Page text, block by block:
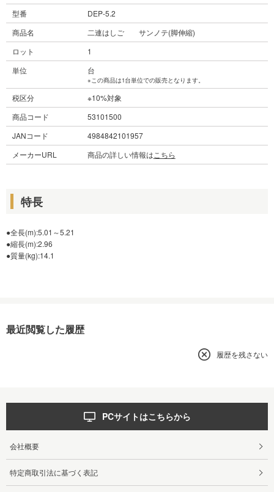
型番
DEP-5.2
商品名
二連はしご サンノテ(脚伸縮)
ロット
1
単位
台
※この商品は1台単位での販売となります。
税区分
※10%対象
商品コード
53101500
JANコード
4984842101957
メーカーURL
商品の詳しい情報は こちら
特長
●全長(m):5.01～5.21
●縮長(m):2.96
●質量(kg):14.1
最近閲覧した履歴
履歴を残さない
PCサイトはこちらから
会社概要
特定商取引法に基づく表記